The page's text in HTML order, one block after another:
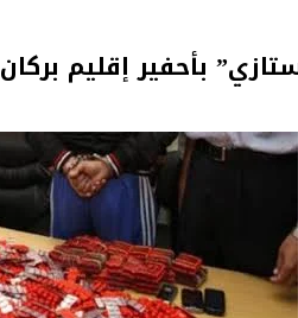
بأحفير إقليم بركان